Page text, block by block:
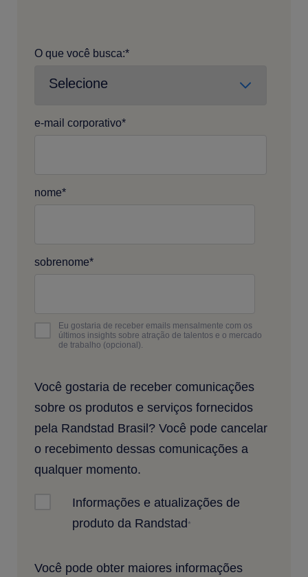
O que você busca:*
e-mail corporativo*
nome*
sobrenome*
Eu gostaria de receber emails mensalmente com os
últimos insights sobre atração de talentos e o mercado
de trabalho (opcional).
Você gostaria de receber comunicações
sobre os produtos e serviços fornecidos
pela Randstad Brasil? Você pode cancelar
o recebimento dessas comunicações a
qualquer momento.
Informações e atualizações de
produto da Randstad*
Você pode obter maiores informações